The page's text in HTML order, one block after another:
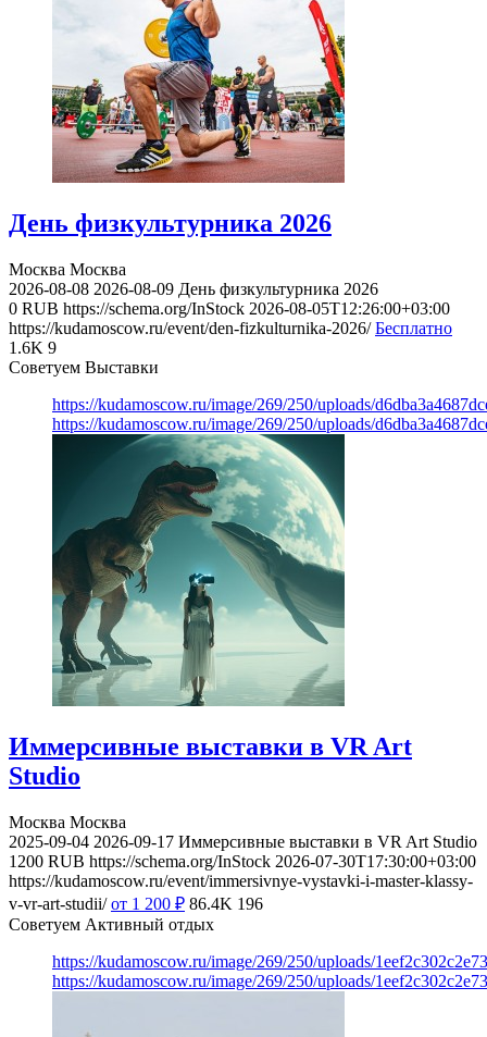
День физкультурника 2026
Москва Москва
2026-08-08 2026-08-09 День физкультурника 2026
0 RUB https://schema.org/InStock 2026-08-05T12:26:00+03:00
https://kudamoscow.ru/event/den-fizkulturnika-2026/ Бесплатно
1.6K 9
Советуем Выставки
https://kudamoscow.ru/image/269/250/uploads/
https://kudamoscow.ru/image/269/250/uploads/
Иммерсивные выставки в VR Art
Studio
Москва Москва
2025-09-04 2026-09-17 Иммерсивные выставки в VR Art Studio
1200 RUB https://schema.org/InStock 2026-07-30T17:30:00+03:00
https://kudamoscow.ru/event/immersivnye-vystavki-i-master-klassy-
v-vr-art-studii/ от 1 200 ₽ 86.4K 196
Советуем Активный отдых
https://kudamoscow.ru/image/269/250/uploads/
https://kudamoscow.ru/image/269/250/uploads/